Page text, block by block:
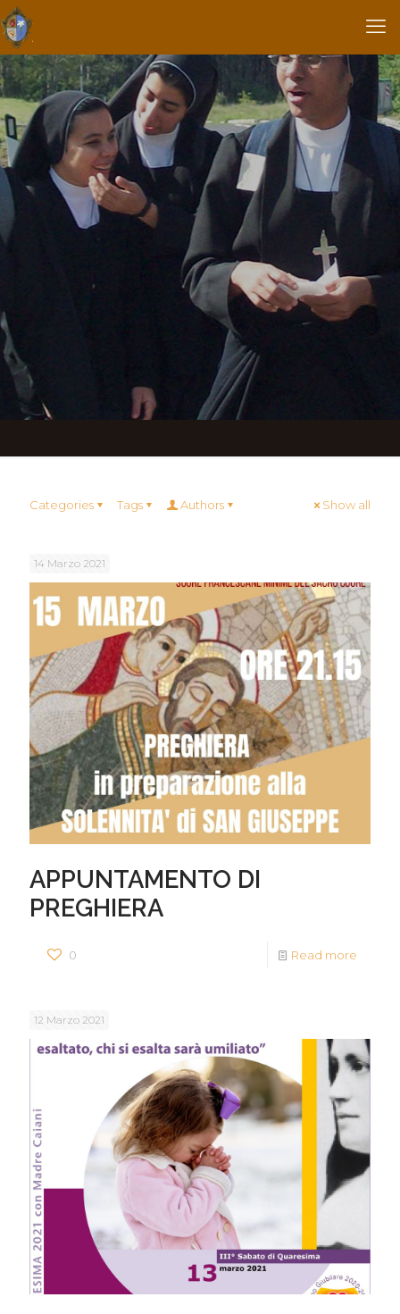
Categories Tags Authors Show all
14 Marzo 2021
APPUNTAMENTO DI
PREGHIERA
0 Read more
12 Marzo 2021